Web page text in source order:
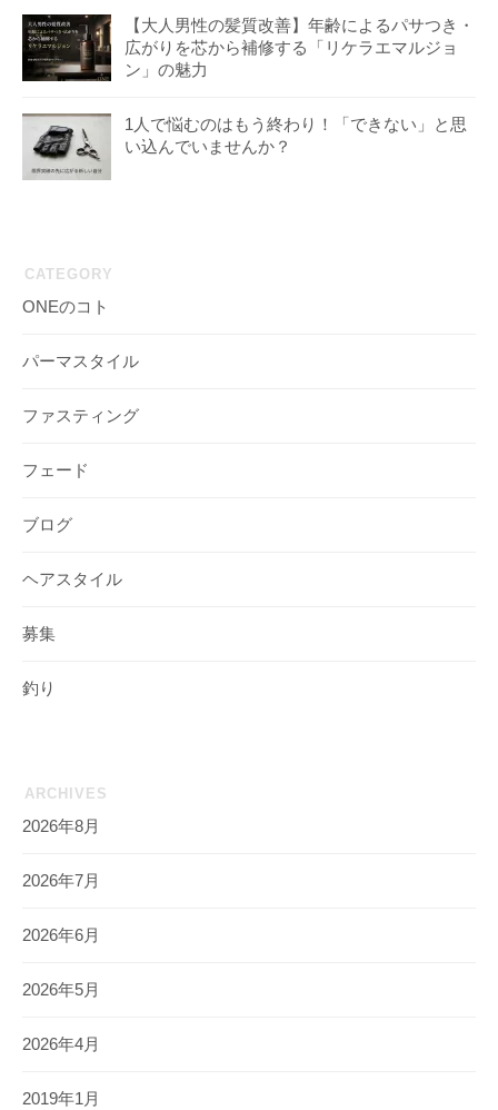
【大人男性の髪質改善】年齢によるパサつき・
広がりを芯から補修する「リケラエマルジョ
ン」の魅力
1人で悩むのはもう終わり！「できない」と思
い込んでいませんか？
CATEGORY
ONEのコト
パーマスタイル
ファスティング
フェード
ブログ
ヘアスタイル
募集
釣り
ARCHIVES
2026年8月
2026年7月
2026年6月
2026年5月
2026年4月
2019年1月